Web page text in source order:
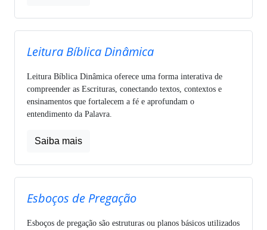
Leitura Bíblica Dinâmica
Leitura Bíblica Dinâmica oferece uma forma interativa de
compreender as Escrituras, conectando textos, contextos e
ensinamentos que fortalecem a fé e aprofundam o
entendimento da Palavra.
Saiba mais
Esboços de Pregação
Esboços de pregação são estruturas ou planos básicos utilizados